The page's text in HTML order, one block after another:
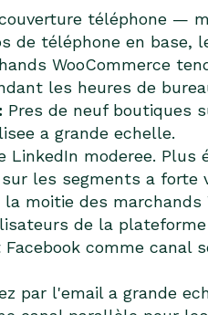
téléphone —
de téléphone en
WooCommerce
les heures de
Pres de neuf boutiques
a grande echelle.
LinkedIn moderee. Plus
les segments a
la moitie des marchands
de la
comme canal
par l'email a grande